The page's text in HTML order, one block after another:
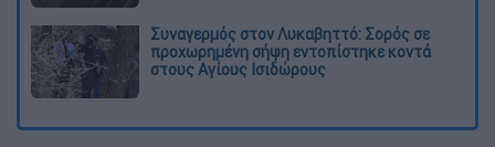
Συναγερμός στον Λυκαβηττό: Σορός σε
προχωρημένη σήψη εντοπίστηκε κοντά
στους Αγίους Ισιδώρους